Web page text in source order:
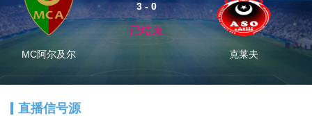
MC阿尔及尔
3 - 0
已结束
克莱夫
直播信号源